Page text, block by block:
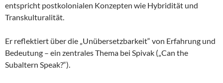
entspricht postkolonialen Konzepten wie Hybridität und
Transkulturalität.
Er reflektiert über die „Unübersetzbarkeit“ von Erfahrung und
Bedeutung – ein zentrales Thema bei Spivak („Can the
Subaltern Speak?“).